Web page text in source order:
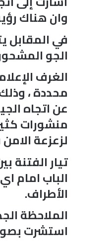
وان هناك
في
الجو
الغرف
محددة ،
عن اتجاه
منشورات
لزعزعة
تيار
الباب امام
الأطراف.
الملاحظة
استشرت